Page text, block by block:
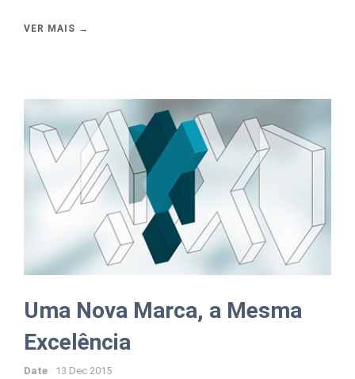
VER MAIS →
Uma Nova Marca, a Mesma
Excelência
Date 13 Dec 2015